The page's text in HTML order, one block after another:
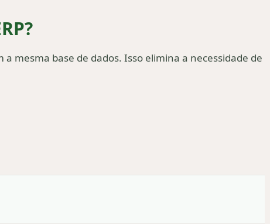
mesma base de dados. Isso elimina a necessidade de